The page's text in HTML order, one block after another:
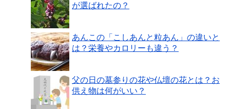
が選ばれたの？
あんこの「こしあんと粒あん」の違いと
は？栄養やカロリーも違う？
父の日の墓参りの花や仏壇の花とは？お
供え物は何がいい？